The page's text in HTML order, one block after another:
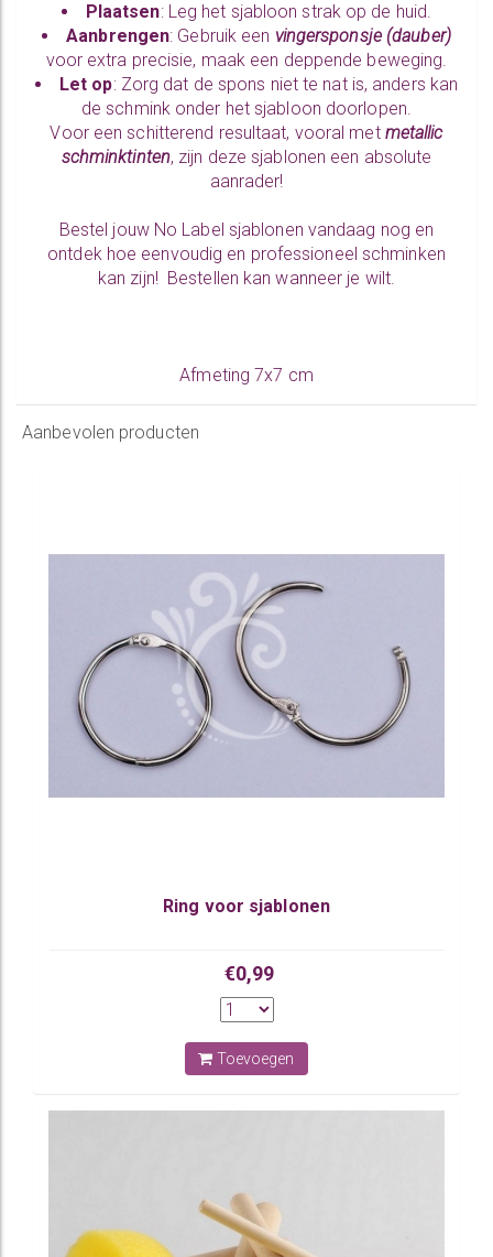
Plaatsen: Leg het sjabloon strak op de huid.
Aanbrengen: Gebruik een vingersponsje (dauber)
voor extra precisie, maak een deppende beweging.
Let op: Zorg dat de spons niet te nat is, anders kan
de schmink onder het sjabloon doorlopen.
Voor een schitterend resultaat, vooral met metallic
schminktinten, zijn deze sjablonen een absolute
aanrader!
Bestel jouw No Label sjablonen vandaag nog en
ontdek hoe eenvoudig en professioneel schminken
kan zijn! Bestellen kan wanneer je wilt.
Afmeting 7x7 cm
Aanbevolen producten
Ring voor sjablonen
€0,99
Toevoegen